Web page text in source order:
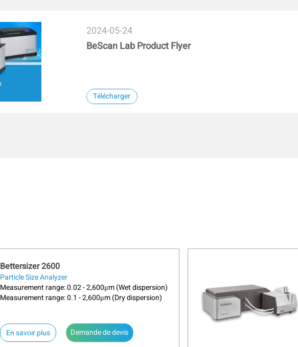
2024-05-24
BeScan Lab Product Flyer
Télécharger
Bettersizer 2600
Particle Size Analyzer
Measurement range: 0.02 - 2,600μm (Wet dispersion)
Measurement range: 0.1 - 2,600μm (Dry dispersion)
En savoir plusabout Bettersizer 2600
Demande de devis